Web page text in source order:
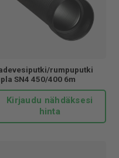
rumpuputki
SN4 450/400 6m
Kirjaudu nähdäksesi
hinta